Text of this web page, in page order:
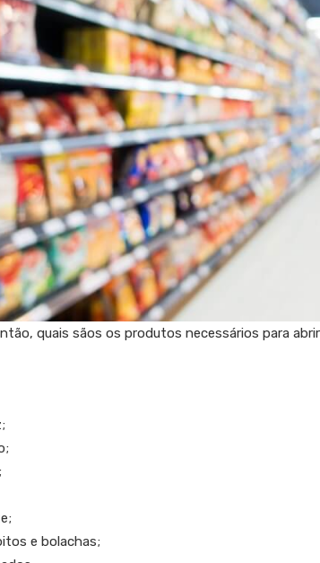
quais sãos os produtos necessários para
e bolachas;